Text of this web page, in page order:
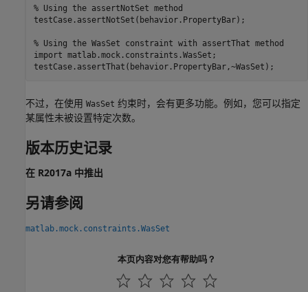
% Using the assertNotSet method
testCase.assertNotSet(behavior.PropertyBar);
% Using the WasSet constraint with assertThat method
import matlab.mock.constraints.WasSet ;
testCase.assertThat(behavior.PropertyBar,~WasSet);
不过，在使用 WasSet 约束时，会有更多功能。例如，您可以指定
某属性未被设置特定次数。
版本历史记录
在 R2017a 中推出
另请参阅
matlab.mock.constraints.WasSet
本页内容对您有帮助吗？